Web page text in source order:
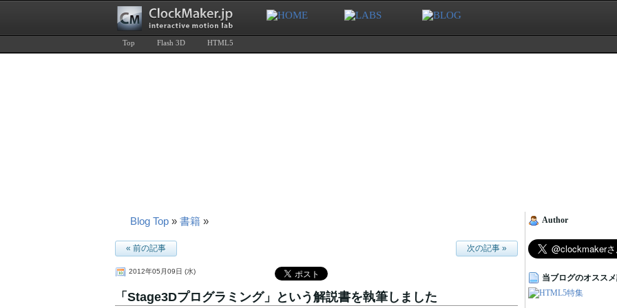
Top Flash 3D HTML5
Blog Top » 書籍 »
« 前の記事 次の記事 »
2012年05月09日 (水)
「Stage3Dプログラミング」という解説書を執筆しました
Author
当ブログのオスス